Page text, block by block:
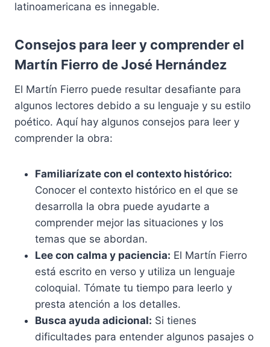
latinoamericana es innegable.
Consejos para leer y comprender el
Martín Fierro de José Hernández
El Martín Fierro puede resultar desafiante para
algunos lectores debido a su lenguaje y su estilo
poético. Aquí hay algunos consejos para leer y
comprender la obra:
Familiarízate con el contexto histórico:
Conocer el contexto histórico en el que se
desarrolla la obra puede ayudarte a
comprender mejor las situaciones y los
temas que se abordan.
Lee con calma y paciencia: El Martín Fierro
está escrito en verso y utiliza un lenguaje
coloquial. Tómate tu tiempo para leerlo y
presta atención a los detalles.
Busca ayuda adicional: Si tienes
dificultades para entender algunos pasajes o